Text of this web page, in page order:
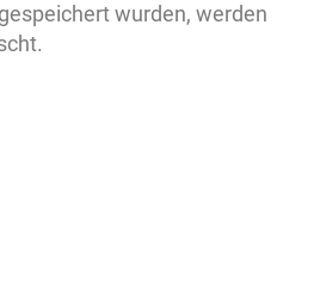
wurden, werden